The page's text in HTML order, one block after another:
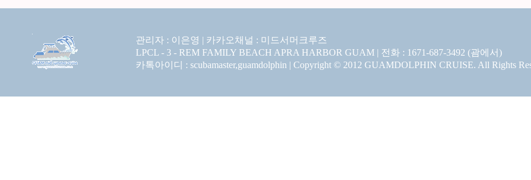
관리자 : 이은영 | 카카오채널 : 미드서머크루즈
LPCL - 3 - REM FAMILY BEACH APRA HARBOR GUAM | 전화 : 1671-687-3492 (괌에서)
카톡아이디 : scubamaster,guamdolphin | Copyright © 2012 GUAMDOLPHIN CRUISE. All Rights